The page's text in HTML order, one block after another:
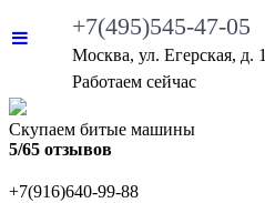
+7(495)545-47-05
Москва, ул. Егерская, д. 1
Работаем сейчас
Скупаем битые машины
5/65 отзывов
+7(916)640-99-88